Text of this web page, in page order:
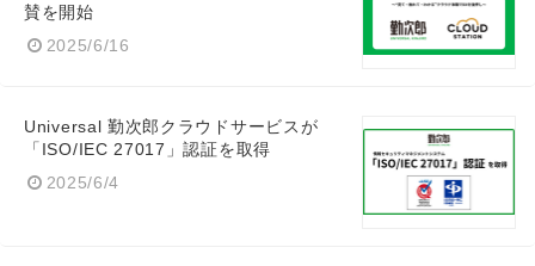
賛を開始
2025/6/16
Universal 勤次郎クラウドサービスが
「ISO/IEC 27017」認証を取得
2025/6/4